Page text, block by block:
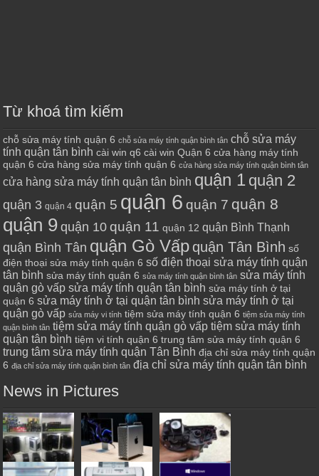
Từ khoá tìm kiếm
chỗ sửa máy tính quận 6 chỗ sửa máy tính quận bình tân chỗ sửa máy
tính quận tân bình cài win q6 cài win Quận 6 cửa hàng máy tính
quận 6 cửa hàng sửa máy tính quận 6 cửa hàng sửa máy tính quận bình tân
cửa hàng sửa máy tính quận tân bình quận 1 quận 2
quận 3 quận 4 quận 5 quận 6 quận 7 quận 8
quận 9 quận 10 quận 11 quận 12 quận Bình Thạnh
quận Bình Tân quận Gò Vấp quận Tân Bình số
điện thoại sửa máy tính quận 6 số điện thoại sửa máy tính quận
tân bình sửa máy tính quận 6 sửa máy tính quận bình tân sửa máy tính
quận gò vấp sửa máy tính quận tân bình sửa máy tính ở tại
quận 6 sửa máy tính ở tại quận tân bình sửa máy tính ở tại
quận gò vấp sửa máy vi tính tiệm sửa máy tính quận 6 tiệm sửa máy tính
quận bình tân tiệm sửa máy tính quận gò vấp tiệm sửa máy tính
quận tân bình tiệm vi tính quận 6 trung tâm sửa máy tính quận 6
trung tâm sửa máy tính quận Tân Bình địa chỉ sửa máy tính quận
6 địa chỉ sửa máy tính quận bình tân địa chỉ sửa máy tính quận tân bình
News in Pictures